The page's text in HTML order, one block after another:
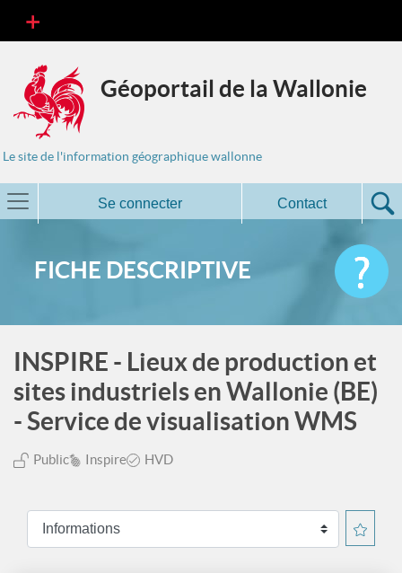
Géoportail de la Wallonie
Le site de l'information géographique wallonne
Se connecter Contact
FICHE DESCRIPTIVE
INSPIRE - Lieux de production et
sites industriels en Wallonie (BE)
- Service de visualisation WMS
Public Inspire HVD